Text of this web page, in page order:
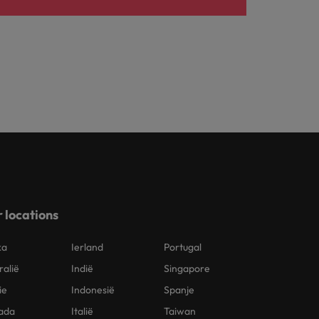
locations
Ierland
Indië
Indonesië
Italië
Portugal
Singapore
Spanje
Taiwan